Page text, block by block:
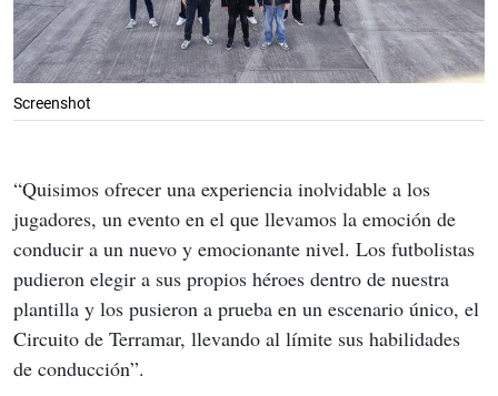
Screenshot
“Quisimos ofrecer una experiencia inolvidable a los
jugadores, un evento en el que llevamos la emoción de
conducir a un nuevo y emocionante nivel. Los futbolistas
pudieron elegir a sus propios héroes dentro de nuestra
plantilla y los pusieron a prueba en un escenario único, el
Circuito de Terramar, llevando al límite sus habilidades
de conducción”.